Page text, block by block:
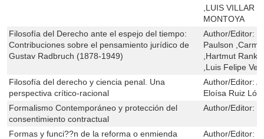
,LUIS VILLAR
MONTOYA
Filosofía del Derecho ante el espejo del tiempo:
Contribuciones sobre el pensamiento jurídico de
Gustav Radbruch (1878-1949)
Author/Editor:
Paulson
,Hartmut Rank
,Luis Felipe
Filosofía del derecho y ciencia penal. Una
perspectiva crítico-racional
Author/Editor:
Eloísa Ruiz
Formalismo Contemporáneo y protección del
consentimiento contractual
Author/Editor:
Formas y funci??n de la reforma o enmienda
Author/Editor: